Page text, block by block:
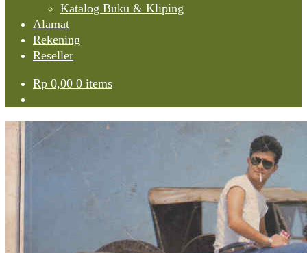
Katalog Buku & Kliping
Alamat
Rekening
Reseller
Rp 0,00 0 items